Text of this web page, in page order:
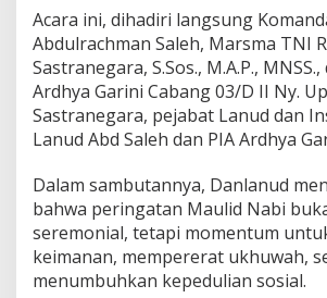
n
g
u
n
K
a
r
k
t
e
r
P
e
Acara ini, dihadiri langsung
Abdulrachman Saleh, Marsma TNI
Sastranegara, S.Sos., M.A.P.,
Ardhya Garini Cabang 03/D II Ny.
Sastranegara, pejabat Lanud dan
Lanud Abd Saleh dan PIA Ardhya
Dalam sambutannya, Danlanud
bahwa peringatan Maulid Nabi
seremonial, tetapi momentum
keimanan, mempererat ukhuwah,
menumbuhkan kepedulian sosial.